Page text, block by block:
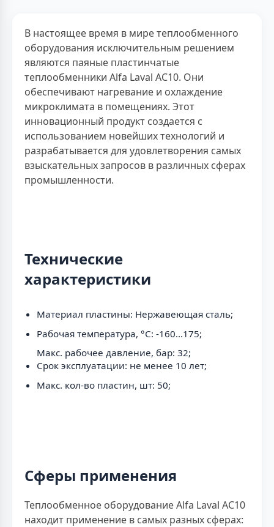
В настоящее время в мире теплообменного
оборудования исключительным решением
являются паяные пластинчатые
теплообменники Alfa Laval AC10. Они
обеспечивают нагревание и охлаждение
микроклимата в помещениях. Этот
инновационный продукт создается с
использованием новейших технологий и
разрабатывается для удовлетворения самых
взыскательных запросов в различных сферах
промышленности.
Технические
характеристики
Материал пластины: Нержавеющая сталь;
Рабочая температура, °C: -160...175;
Макс. рабочее давление, бар: 32;
Срок эксплуатации: не менее 10 лет;
Макс. кол-во пластин, шт: 50;
Сферы применения
Теплообменное оборудование Alfa Laval AC10
находит применение в самых разных сферах: